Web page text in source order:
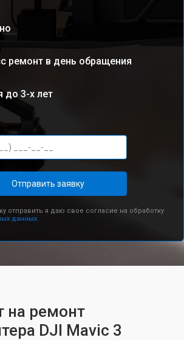
ремонт в день обращения
до 3-х лет
Отправить заявку
отправить я даю свое согласие на обработку
данных.
на ремонт
DJI Mavic 3